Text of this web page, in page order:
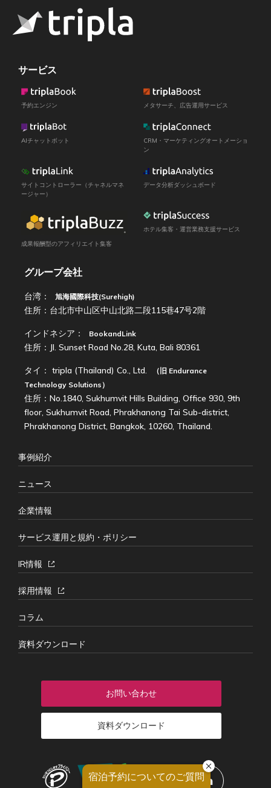
サービス
予約エンジン メタサーチ、広告運用サービス
AIチャットボット
CRM・マーケティングオートメーショ
ン
サイトコントローラー（チャネルマネ
ージャー）
データ分析ダッシュボード
成果報酬型のアフィリエイト集客
ホテル集客・運営業務支援サービス
グループ会社
台湾： 旭海國際科技(Surehigh)
住所：台北市中山区中山北路二段115巷47号2階
インドネシア： BookandLink
住所：Jl. Sunset Road No.28, Kuta, Bali 80361
タイ： tripla (Thailand) Co., Ltd. （旧 Endurance
Technology Solutions ）
住所：No.1840, Sukhumvit Hills Building, Office 930, 9th
floor, Sukhumvit Road, Phrakhanong Tai Sub-district,
Phrakhanong District, Bangkok, 10260, Thailand.
事例紹介
ニュース
企業情報
サービス運用と規約・ポリシー
IR情報
採用情報
コラム
資料ダウンロード
お問い合わせ
資料ダウンロード